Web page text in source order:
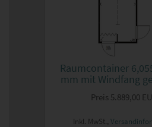
Raumcontainer
mm mit Windfang
Preis 5.889,00
Inkl. MwSt.,